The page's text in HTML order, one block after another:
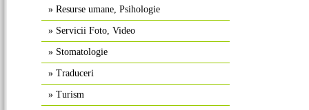
» Resurse umane, Psihologie
» Servicii Foto, Video
» Stomatologie
» Traduceri
» Turism